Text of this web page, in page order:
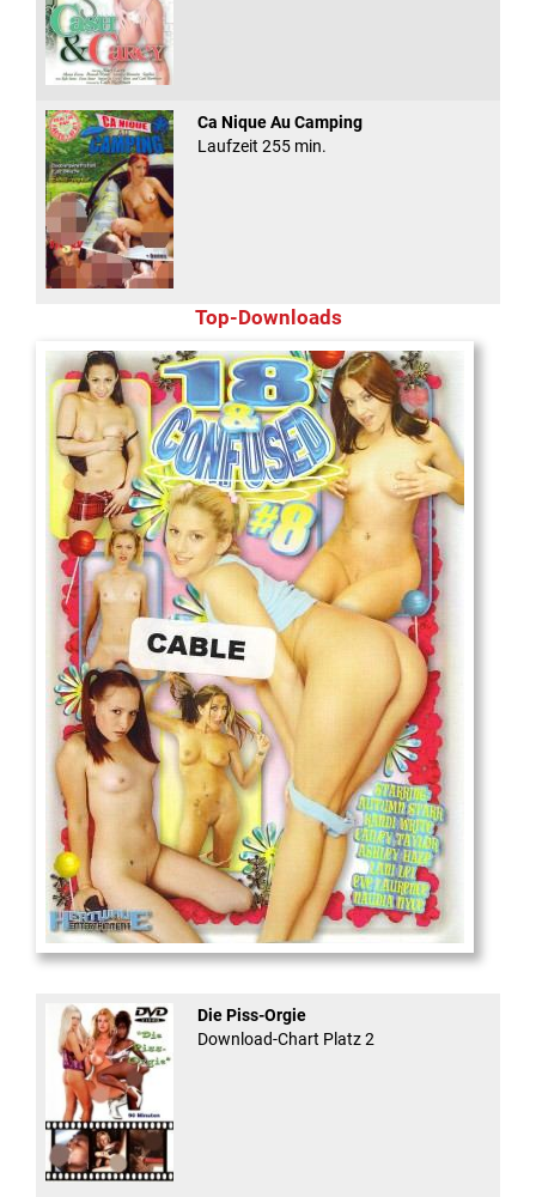
Ca Nique Au Camping
Laufzeit 255 min.
Top-Downloads
And Confused #8 - ...
Die Piss-Orgie
Download-Chart Platz 2